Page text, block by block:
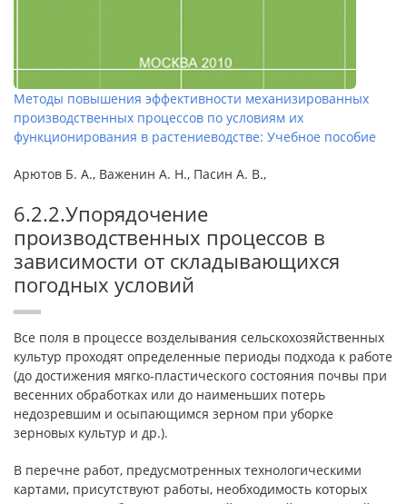
Методы повышения эффективности механизированных
производственных процессов по условиям их
функционирования в растениеводстве: Учебное пособие
Арютов Б. А., Важенин А. Н., Пасин А. В.,
6.2.2.Упорядочение
производственных процессов в
зависимости от складывающихся
погодных условий
Все поля в процессе возделывания сельскохозяйственных
культур проходят определенные периоды подхода к работе
(до достижения мягко-пластического состояния почвы при
весенних обработках или до наименьших потерь
недозревшим и осыпающимся зерном при уборке
зерновых культур и др.).
В перечне работ, предусмотренных технологическими
картами, присутствуют работы, необходимость которых